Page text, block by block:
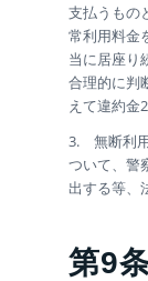
支払うもの
常利用料金
当に居座り
合理的に判
えて違約金
3. 無断利
ついて、警
出する等、
第9